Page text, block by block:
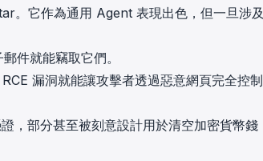
。它作為通用 Agent 表現出色，但一旦涉及
件就能竊取它們。
RCE 漏洞就能讓攻擊者透過惡意網頁完全控制
，部分甚至被刻意設計用於清空加密貨幣錢